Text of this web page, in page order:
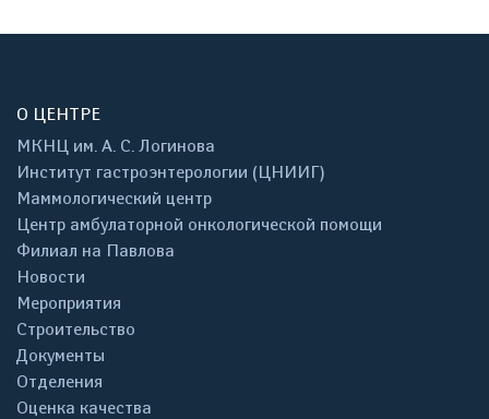
О ЦЕНТРЕ
МКНЦ им. А. С. Логинова
Институт гастроэнтерологии (ЦНИИГ)
Маммологический центр
Центр амбулаторной онкологической помощи
Филиал на Павлова
Новости
Мероприятия
Строительство
Документы
Отделения
Оценка качества